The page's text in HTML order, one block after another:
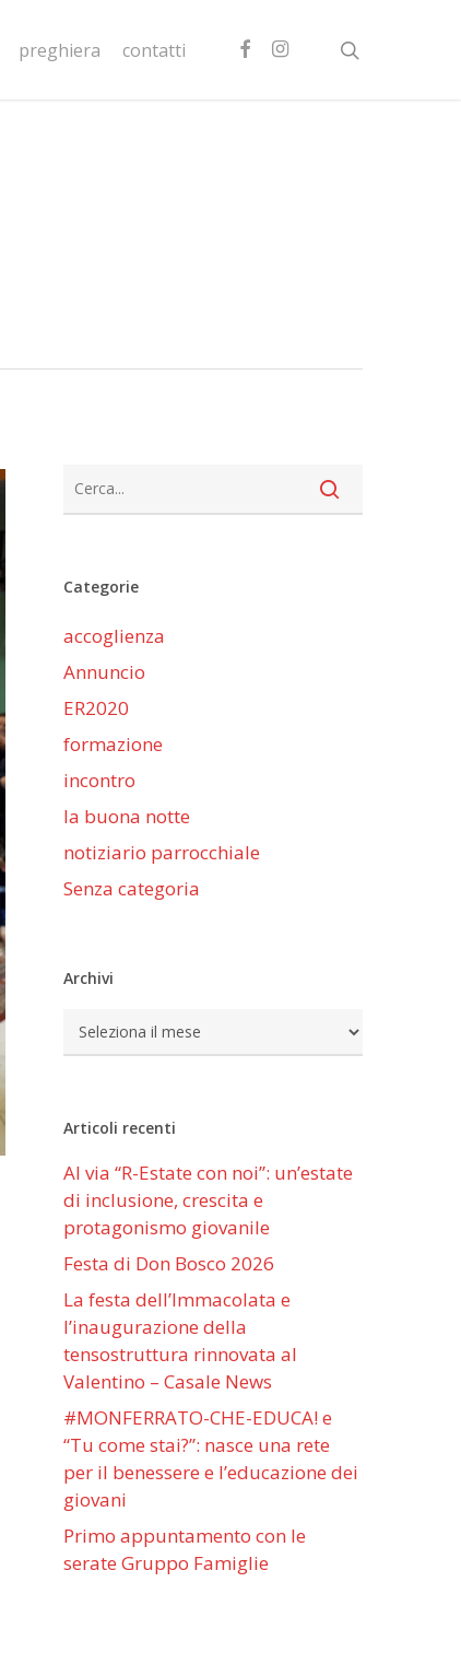
preghiera contatti facebookinstagram
Categorie
accoglienza
Annuncio
ER2020
formazione
incontro
la buona notte
notiziario parrocchiale
Senza categoria
Archivi
Archivi
Articoli recenti
Al via “R-Estate con noi”: un’estate
di inclusione, crescita e
protagonismo giovanile
Festa di Don Bosco 2026
La festa dell’Immacolata e
l’inaugurazione della
tensostruttura rinnovata al
Valentino – Casale News
#MONFERRATO-CHE-EDUCA! e
“Tu come stai?”: nasce una rete
per il benessere e l’educazione dei
giovani
Primo appuntamento con le
serate Gruppo Famiglie